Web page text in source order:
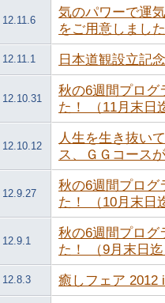
12.11.6
気のパワーで運
をご用意しまし
12.11.1 日本道観設立記
12.10.31
秋の6週間プログ
た！ （11月末日
12.10.12
人生を生き抜い
ス、ＧＧコース
12.9.27
秋の6週間プログ
た！ （10月末日
12.9.1
秋の6週間プログ
た！ （9月末日
12.8.3 癒しフェア 2012